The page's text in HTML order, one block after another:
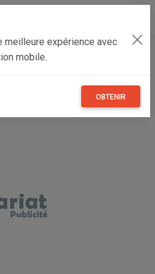
meilleure expérience avec
mobile.
OBTENIR